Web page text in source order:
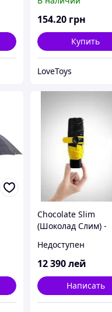
154.20 грн
Купить
LoveToys
Chocolate Slim
(Шоколад Слим) -
Недоступен
12 390лей
Написать